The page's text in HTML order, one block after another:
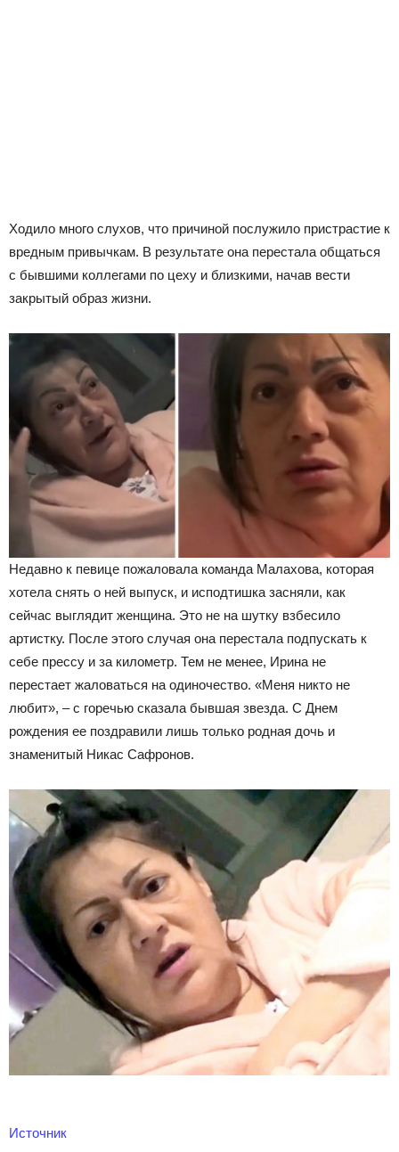
Ходило много слухов, что причиной послужило пристрастие к
вредным привычкам. В результате она перестала общаться
с бывшими коллегами по цеху и близкими, начав вести
закрытый образ жизни.
Недавно к певице пожаловала команда Малахова, которая
хотела снять о ней выпуск, и исподтишка засняли, как
сейчас выглядит женщина. Это не на шутку взбесило
артистку. После этого случая она перестала подпускать к
себе прессу и за километр. Тем не менее, Ирина не
перестает жаловаться на одиночество. «Меня никто не
любит», – с горечью сказала бывшая звезда. С Днем
рождения ее поздравили лишь только родная дочь и
знаменитый Никас Сафронов.
Источник